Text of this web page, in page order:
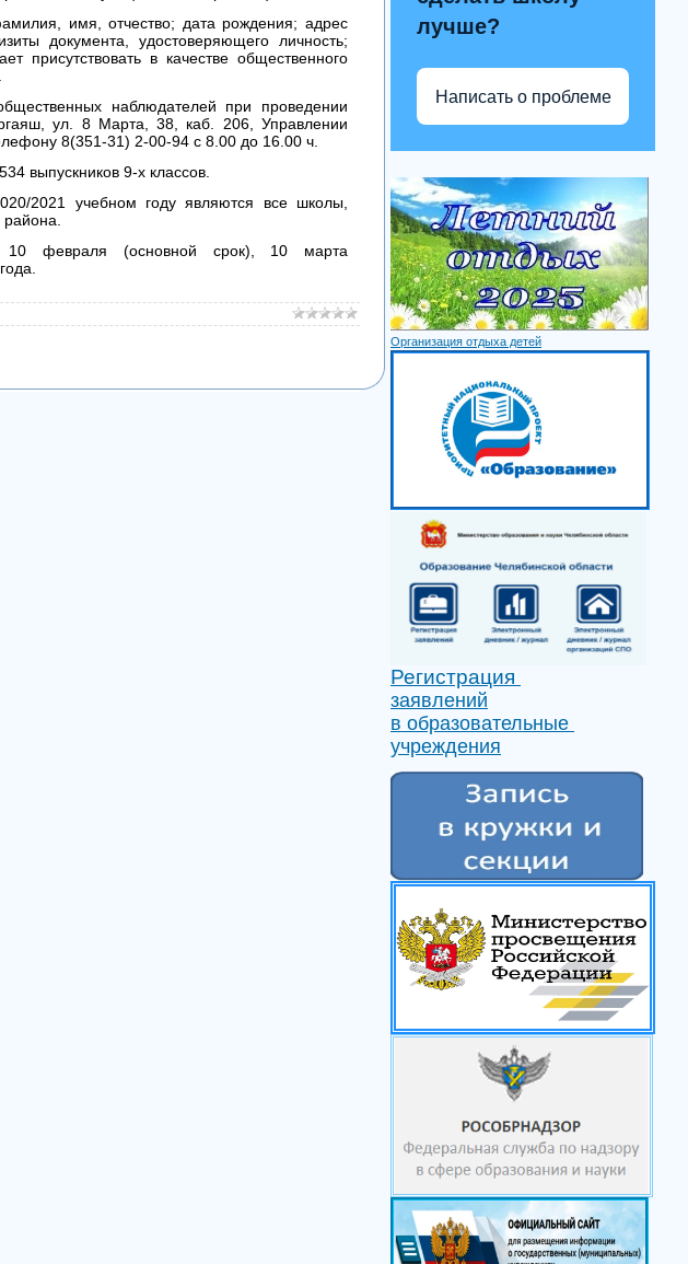
имя, отчество; дата рождения; адрес
документа, удостоверяющего личность;
присутствовать в качестве общественного
наблюдателей при проведении
ул. 8 Марта, 38, каб. 206, Управлении
8(351-31) 2-00-94 с 8.00 до 16.00 ч.
выпускников 9-х классов.
2021 учебном году являются все школы,
10 февраля (основной срок), 10 марта
лучше?
Написать о проблеме
Организация отдыха детей
Регистрация
заявлений
в образовательные
учреждения